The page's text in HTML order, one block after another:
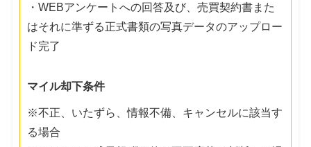
・WEBアンケートへの回答及び、売買契約書また
はそれに準ずる正式書類の写真データのアップロー
ド完了
マイル却下条件
※不正、いたずら、情報不備、キャンセルに該当す
る場合